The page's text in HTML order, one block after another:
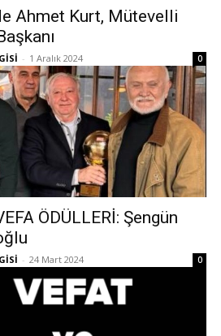
Ahmet Kurt, Mütevelli
- 1 Aralık 2024 0
ÖDÜLLERİ: Şengün
- 24 Mart 2024 0